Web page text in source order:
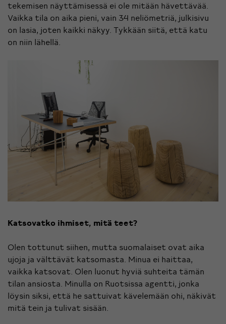
tekemisen näyttämisessä ei ole mitään hävettävää.
Vaikka tila on aika pieni, vain 34 neliömetriä, julkisivu
on lasia, joten kaikki näkyy. Tykkään siitä, että katu
on niin lähellä.
Katsovatko ihmiset, mitä teet?
Olen tottunut siihen, mutta suomalaiset ovat aika
ujoja ja välttävät katsomasta. Minua ei haittaa,
vaikka katsovat. Olen luonut hyviä suhteita tämän
tilan ansiosta. Minulla on Ruotsissa agentti, jonka
löysin siksi, että he sattuivat kävelemään ohi, näkivät
mitä tein ja tulivat sisään.